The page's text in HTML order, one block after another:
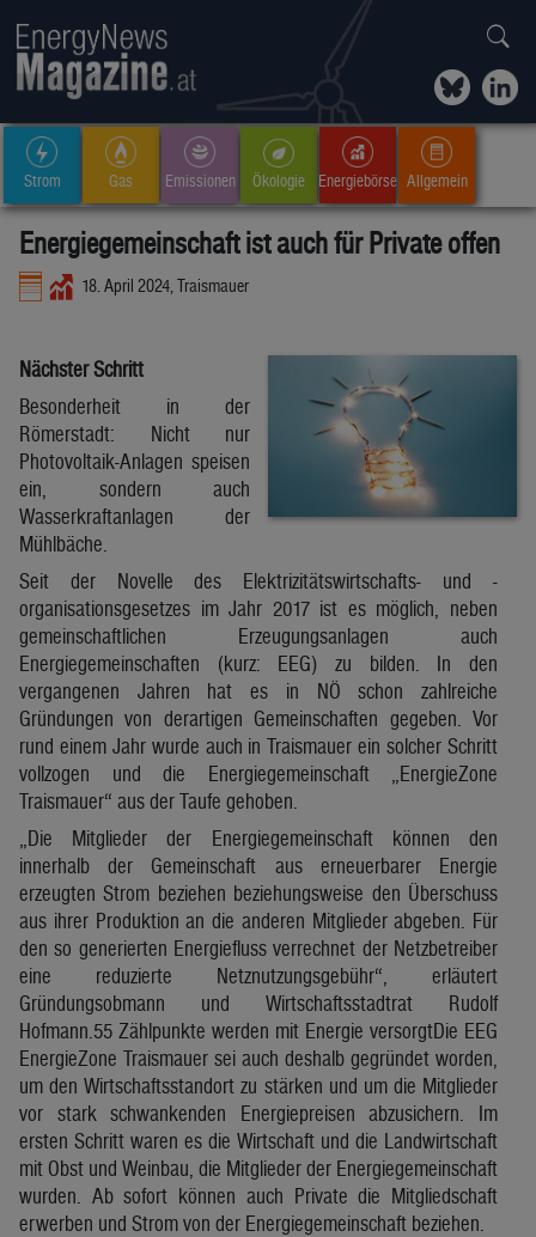
Strom Gas Emissionen Ökologie Energiebörse Allgemein
Energiegemeinschaft ist auch für Private offen
18. April 2024, Traismauer
Nächster Schritt
Besonderheit in der
Römerstadt: Nicht nur
Photovoltaik-Anlagen speisen
ein, sondern auch
Wasserkraftanlagen der
Mühlbäche.
Seit der Novelle des Elektrizitätswirtschafts- und -
organisationsgesetzes im Jahr 2017 ist es möglich, neben
gemeinschaftlichen Erzeugungsanlagen auch
Energiegemeinschaften (kurz: EEG) zu bilden. In den
vergangenen Jahren hat es in NÖ schon zahlreiche
Gründungen von derartigen Gemeinschaften gegeben. Vor
rund einem Jahr wurde auch in Traismauer ein solcher Schritt
vollzogen und die Energiegemeinschaft „EnergieZone
Traismauer“ aus der Taufe gehoben.
„Die Mitglieder der Energiegemeinschaft können den
innerhalb der Gemeinschaft aus erneuerbarer Energie
erzeugten Strom beziehen beziehungsweise den Überschuss
aus ihrer Produktion an die anderen Mitglieder abgeben. Für
den so generierten Energiefluss verrechnet der Netzbetreiber
eine reduzierte Netznutzungsgebühr“, erläutert
Gründungsobmann und Wirtschaftsstadtrat Rudolf
Hofmann.55 Zählpunkte werden mit Energie versorgtDie EEG
EnergieZone Traismauer sei auch deshalb gegründet worden,
um den Wirtschaftsstandort zu stärken und um die Mitglieder
vor stark schwankenden Energiepreisen abzusichern. Im
ersten Schritt waren es die Wirtschaft und die Landwirtschaft
mit Obst und Weinbau, die Mitglieder der Energiegemeinschaft
wurden. Ab sofort können auch Private die Mitgliedschaft
erwerben und Strom von der Energiegemeinschaft beziehen.